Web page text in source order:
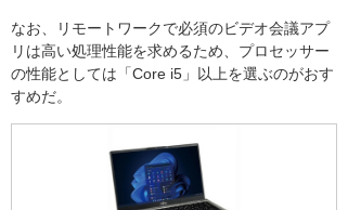
なお、リモートワークで必須のビデオ会議アプ
リは高い処理性能を求めるため、プロセッサー
の性能としては「Core i5」以上を選ぶのがおす
すめだ。